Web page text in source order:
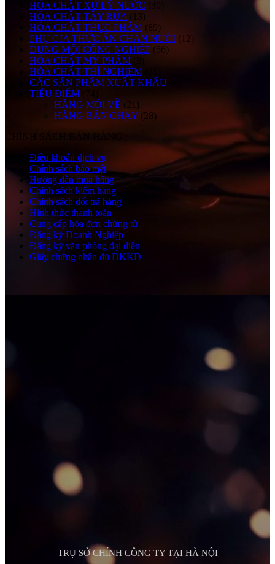
HÓA CHẤT XỬ LÝ NƯỚC (30)
HÓA CHẤT TẨY RỬA (13)
HÓA CHẤT THỰC PHẨM (89)
PHỤ GIA THỨC ĂN CHĂN NUÔI (12)
DUNG MÔI CÔNG NGHIỆP (56)
HÓA CHẤT MỸ PHẨM
(8)
HÓA CHẤT THÍ NGHIỆM
CÁC SẢN PHẨM XUẤT KHẨU
TIÊU ĐIỂM
(74)
HÀNG MỚI VỀ (21)
HÀNG BÁN CHẠY (28)
CHÍNH SÁCH BÁN HÀNG
Điều khoản dịch vụ
Chính sách bảo mật
Hướng dẫn mua hàng
Chính sách kiểm hàng
Chính sách đổi trả hàng
Hình thức thanh toán
Cung cấp hóa đơn chứng từ
Đăng ký Doanh Nghiệp
Đăng ký văn phòng đại diện
Giấy chứng nhận đủ ĐKKD
TRỤ SỞ CHÍNH CÔNG TY TẠI HÀ NỘI